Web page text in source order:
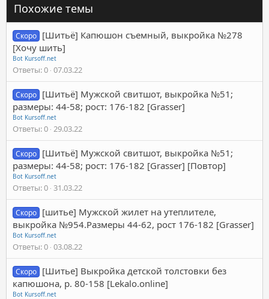
Похожие темы
Скоро [Шитьё] Капюшон съемный, выкройка №278
[Хочу шить]
Bot Kursoff.net
Ответы 0 07.03.22
Скоро [Шитьё] Мужской свитшот, выкройка №51;
размеры: 44-58; рост: 176-182 [Grasser]
Bot Kursoff.net
Ответы 0 29.03.22
Скоро [Шитьё] Мужской свитшот, выкройка №51;
размеры: 44-58; рост: 176-182 [Grasser] [Повтор]
Bot Kursoff.net
Ответы 0 31.03.22
Скоро [шитье] Мужской жилет на утеплителе,
выкройка №954.Размеры 44-62, рост 176-182 [Grasser]
Bot Kursoff.net
Ответы 0 03.08.22
Скоро [Шитье] Выкройка детской толстовки без
капюшона, р. 80-158 [Lekalo.online]
Bot Kursoff.net